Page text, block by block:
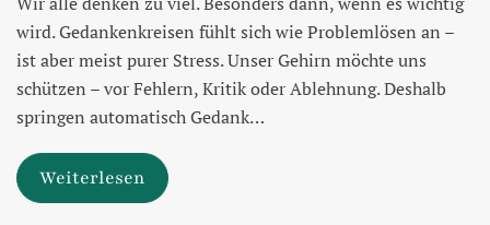
wird. Gedankenkreisen fühlt sich wie Problemlösen an –
ist aber meist purer Stress. Unser Gehirn möchte uns
schützen – vor Fehlern, Kritik oder Ablehnung. Deshalb
springen automatisch Gedank…
Weiterlesen